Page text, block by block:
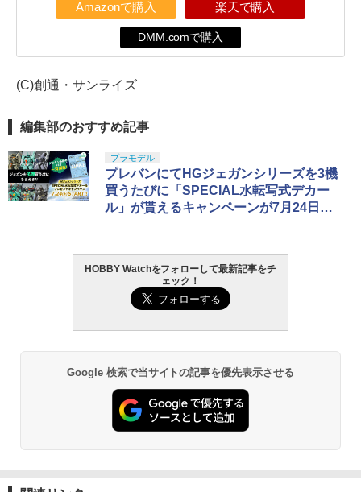
Amazonで購入 楽天で購入
DMM.comで購入
(C)創通・サンライズ
編集部のおすすめ記事
プラモデル
プレバンにてHGジェガンシリーズを3機
買うたびに「SPECIAL水転写式デカー
ル」が貰えるキャンペーンが7月24日よ
HOBBY Watchをフォローして最新記事をチ
ェック！
Google 検索で当サイトの記事を優先表示させる